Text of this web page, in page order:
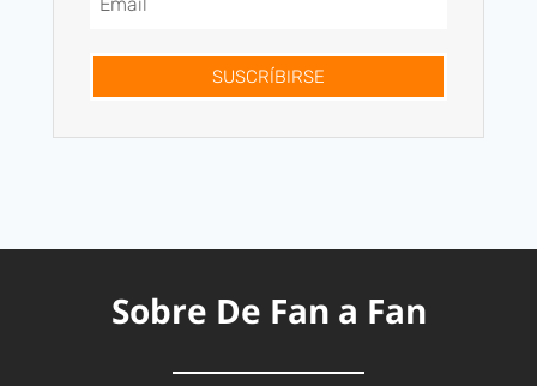
SUSCRÍBIRSE
Sobre De Fan a Fan